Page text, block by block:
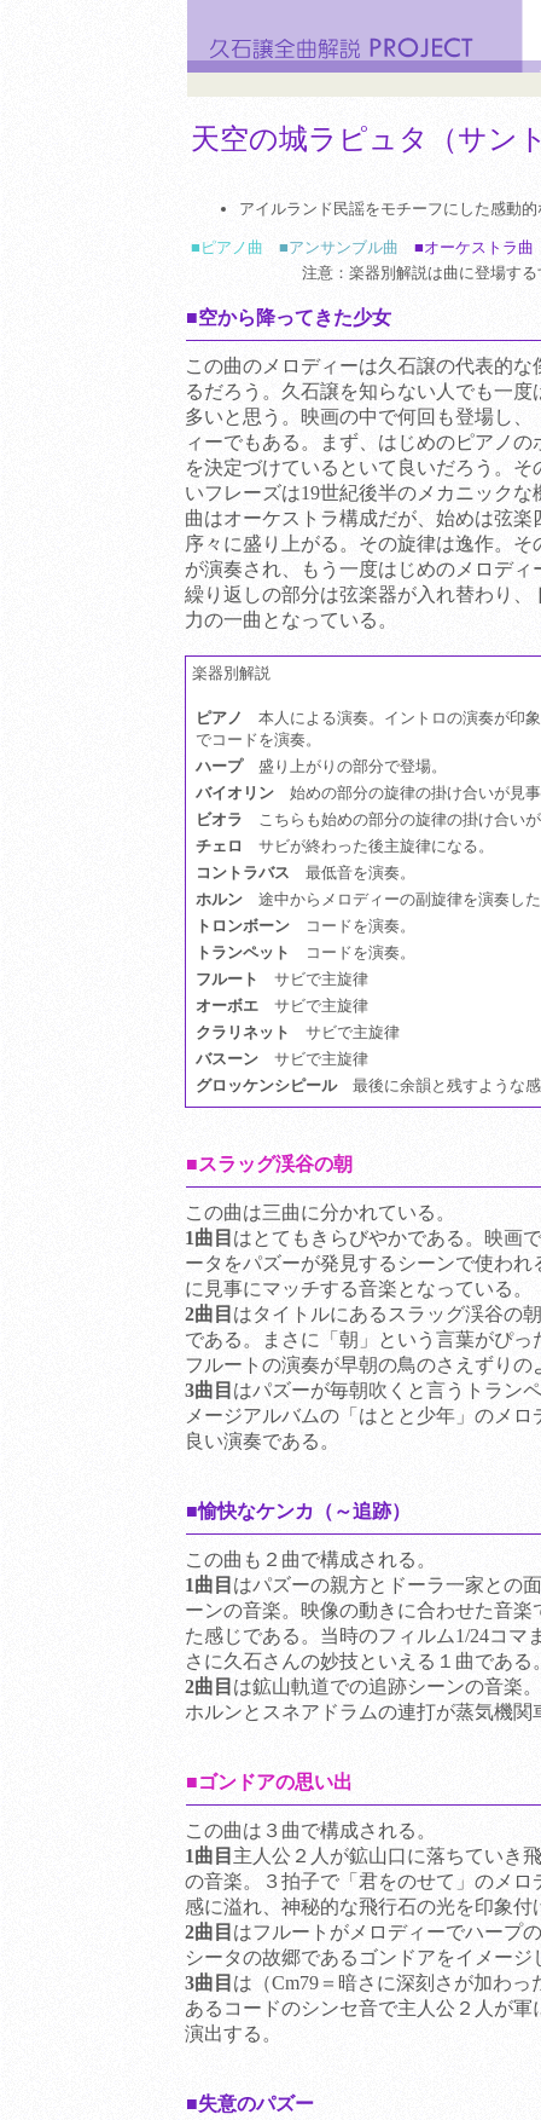
天空の城ラピュタ（サン
アイルランド民謡をモチーフにした感動
■ピアノ曲 ■アンサンブル曲
■オーケストラ曲
注意：楽器別解説は曲に登場す
■空から降ってきた少女
この曲のメロディーは久石譲の代表的
るだろう。久石譲を知らない人でも一
多いと思う。映画の中で何回も登場し
ィーでもある。まず、はじめのピアノ
を決定づけているといて良いだろう。
いフレーズは19世紀後半のメカニック
曲はオーケストラ構成だが、始めは弦楽
序々に盛り上がる。その旋律は逸作。
が演奏され、もう一度はじめのメロデ
繰り返しの部分は弦楽器が入れ替わり、
力の一曲となっている。
楽器別解説
ピアノ 本人による演奏。イントロの演奏が印
でコードを演奏。
ハープ 盛り上がりの部分で登場。
バイオリン 始めの部分の旋律の掛け合いが見
ビオラ こちらも始めの部分の旋律の掛け合い
チェロ サビが終わった後主旋律になる。
コントラバス 最低音を演奏。
ホルン 途中からメロディーの副旋律を演奏し
トロンボーン
コードを演奏。
トランペット
コードを演奏。
フルート サビで主旋律
オーボエ サビで主旋律
クラリネット サビで主旋律
バスーン サビで主旋律
グロッケンシピール 最後に余韻と残すような
■スラッグ渓谷の朝
この曲は三曲に分かれている。
1曲目 はとてもきらびやかである。映画
ータをパズーが発見するシーンで使わ
に見事にマッチする音楽となっている。
2曲目 はタイトルにあるスラッグ渓谷の
である。まさに「朝」という言葉がぴ
フルートの演奏が早朝の鳥のさえずりの
3曲目 はパズーが毎朝吹くと言うトラン
メージアルバムの「はとと少年」のメ
良い演奏である。
■愉快なケンカ（～追跡）
この曲も２曲で構成される。
1曲目 はパズーの親方とドーラ一家との
ーンの音楽。映像の動きに合わせた音
た感じである。当時のフィルム1/24コマ
さに久石さんの妙技といえる１曲である
2曲目 は鉱山軌道での追跡シーンの音楽
ホルンとスネアドラムの連打が蒸気機関
■ゴンドアの思い出
この曲は３曲で構成される。
1曲目 主人公２人が鉱山口に落ちていき
の音楽。３拍子で「君をのせて」のメロ
感に溢れ、神秘的な飛行石の光を印象付
2曲目 はフルートがメロディーでハープ
シータの故郷であるゴンドアをイメージ
3曲目 は（Cm79＝暗さに深刻さが加わ
あるコードのシンセ音で主人公２人が
演出する。
■失意のパズー